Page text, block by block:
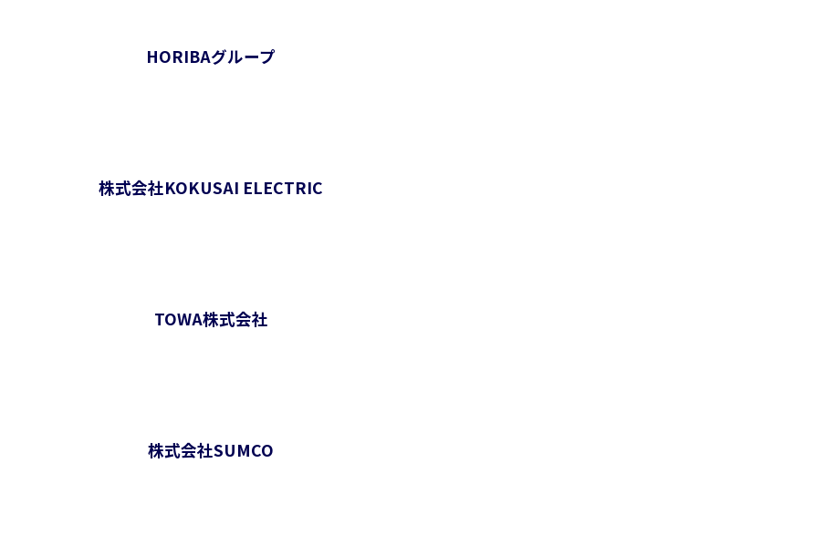
HORIBAグループ
株式会社KOKUSAI ELECTRIC
TOWA株式会社
株式会社SUMCO